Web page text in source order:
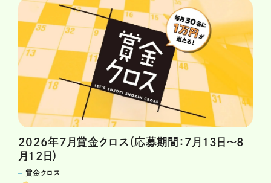
2026年7月賞金クロス（応募期間：7月13日～8
月12日）
賞金クロス